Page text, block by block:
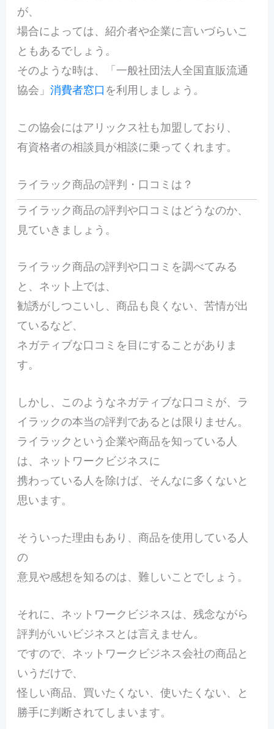
が、
場合によっては、紹介者や企業に言いづらいこ
ともあるでしょう。
そのような時は、「一般社団法人全国直販流通
協会」 消費者窓口 を利用しましょう。
この協会にはアリックス社も加盟しており、
有資格者の相談員が相談に乗ってくれます。
ライラック商品の評判・口コミは？
ライラック商品の評判や口コミはどうなのか、
見ていきましょう。
ライラック商品の評判や口コミを調べてみる
と、ネット上では、
勧誘がしつこいし、商品も良くない、苦情が出
ているなど、
ネガティブな口コミを目にすることがありま
す。
しかし、このようなネガティブな口コミが、ラ
イラックの本当の評判であるとは限りません。
ライラックという企業や商品を知っている人
は、ネットワークビジネスに
携わっている人を除けば、そんなに多くないと
思います。
そういった理由もあり、商品を使用している人
の
意見や感想を知るのは、難しいことでしょう。
それに、ネットワークビジネスは、残念ながら
評判がいいビジネスとは言えません。
ですので、ネットワークビジネス会社の商品と
いうだけで、
怪しい商品、買いたくない、使いたくない、と
勝手に判断されてしまいます。